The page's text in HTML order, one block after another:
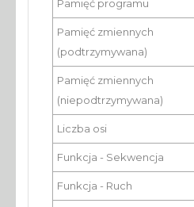
Pamięć programu
Pamięć zmiennych
(podtrzymywana)
Pamięć zmiennych
(niepodtrzymywana)
Liczba osi
Funkcja - Sekwencja
Funkcja - Ruch